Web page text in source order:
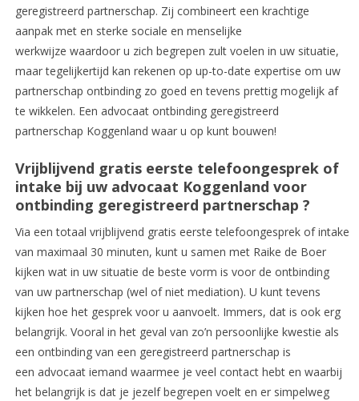
geregistreerd partnerschap. Zij combineert een krachtige
aanpak met en sterke sociale en menselijke
werkwijze waardoor u zich begrepen zult voelen in uw situatie,
maar tegelijkertijd kan rekenen op up-to-date expertise om uw
partnerschap ontbinding zo goed en tevens prettig mogelijk af
te wikkelen. Een advocaat ontbinding geregistreerd
partnerschap Koggenland waar u op kunt bouwen!
Vrijblijvend gratis eerste telefoongesprek of
intake bij uw advocaat Koggenland voor
ontbinding geregistreerd partnerschap ?
Via een totaal vrijblijvend gratis eerste telefoongesprek of intake
van maximaal 30 minuten, kunt u samen met Raike de Boer
kijken wat in uw situatie de beste vorm is voor de ontbinding
van uw partnerschap (wel of niet mediation). U kunt tevens
kijken hoe het gesprek voor u aanvoelt. Immers, dat is ook erg
belangrijk. Vooral in het geval van zo’n persoonlijke kwestie als
een ontbinding van een geregistreerd partnerschap is
een advocaat iemand waarmee je veel contact hebt en waarbij
het belangrijk is dat je jezelf begrepen voelt en er simpelweg